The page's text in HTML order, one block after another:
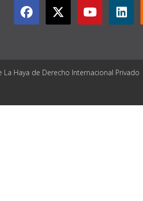
Haya de Derecho Internacional Privado